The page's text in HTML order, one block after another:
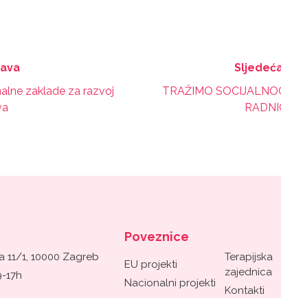
zaklade za razvoj
TRAŽIMO
11/1, 10000 Zagreb
17h
Poveznice
EU projekti
Nacionalni projekti
Terapijska
zajednica
Kontakti